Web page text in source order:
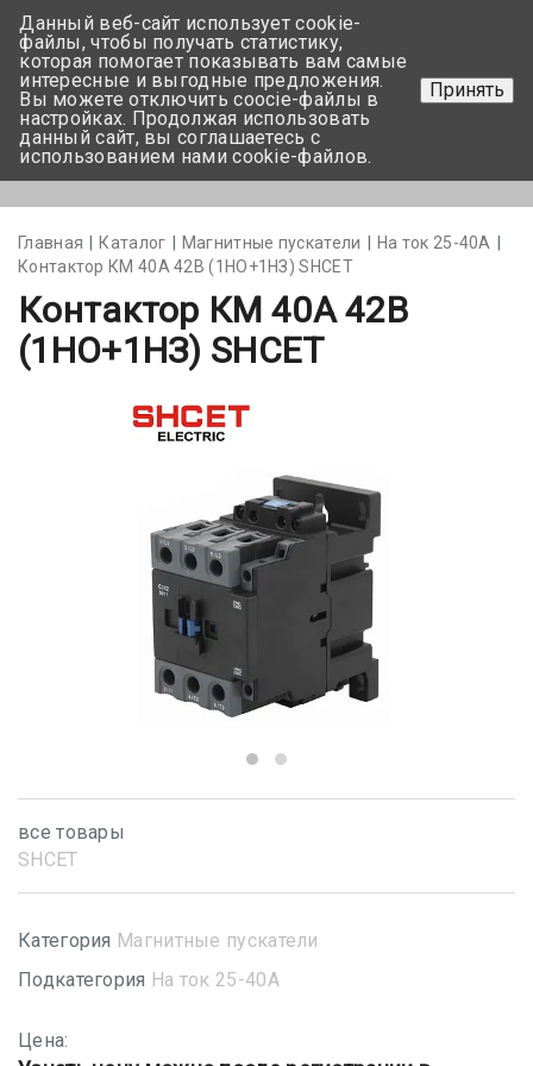
+375 17-350-99-56
+375 44-752-82-08
Задать вопрос
Главная Каталог Магнитные пускатели
На ток 25-40А
Контактор КМ 40А 42В (1НО+1НЗ) SHCET
Контактор КМ 40А 42В
(1НО+1НЗ) SHCET
все товары
SHСET
Категория Магнитные пускатели
Подкатегория На ток 25-40А
Цена:
Данный веб-сайт использует cookie-
файлы, чтобы получать статистику,
которая помогает показывать вам самые
интересные и выгодные предложения.
Вы можете отключить coocie-файлы в
настройках. Продолжая использовать
данный сайт, вы соглашаетесь с
использованием нами cookie-файлов.
Принять